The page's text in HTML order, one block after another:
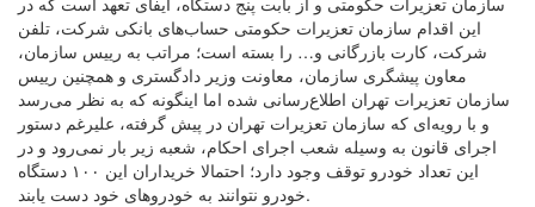
این اقدام سازمان تعزیرات حکومتی حساب‌های بانکی شرکت، تلفن
شرکت، کارت بازرگانی و… را بسته است؛ مراتب به رییس سازمان،
معاون پیشگری سازمان، معاونت وزیر دادگستری و همچنین رییس
سازمان تعزیرات تهران اطلاع‌رسانی شده اما اینگونه که به نظر می‌رسد
و با رویه‌ای که سازمان تعزیرات تهران در پیش گرفته، علیرغم دستور
اجرای قانون به وسیله شعب اجرای احکام، شعبه زیر بار نمی‌رود و در
این تعداد خودرو توقف وجود دارد؛ احتمالا خریداران این ۱۰۰ دستگاه
خودرو نتوانند به خودروهای خود دست یابند.